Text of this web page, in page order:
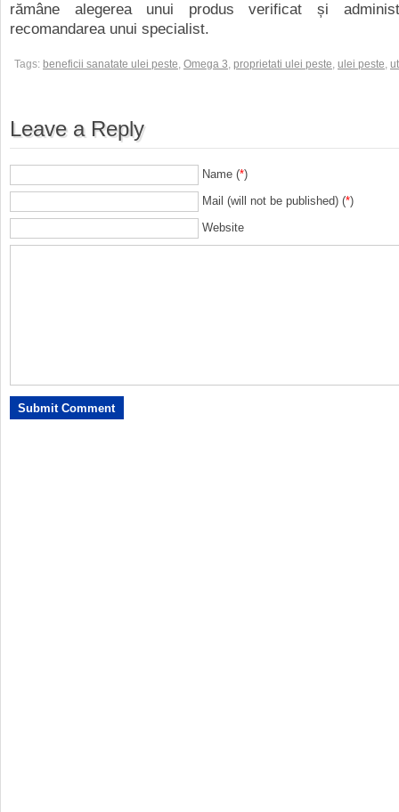
rămâne alegerea unui produs verificat și
recomandarea unui specialist.
Tags: beneficii sanatate ulei peste, Omega 3, proprietati ulei peste, ulei peste,
Leave a Reply
Name (*)
Mail (will not be published) (*)
Website